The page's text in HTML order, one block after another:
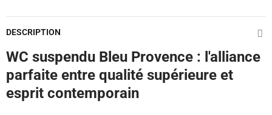
DESCRIPTION
WC suspendu Bleu Provence : l'alliance
parfaite entre qualité supérieure et
esprit contemporain